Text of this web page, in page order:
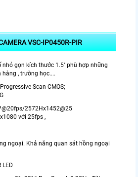
VSC-IP0450R-PIR
nhỏ gọn kích thước 1.5'' phù hợp những
, trường học....
Scan CMOS;
2572Hx1452@25
với 25fps ,
ngoại. Khả năng quan sát hồng ngoại
LED